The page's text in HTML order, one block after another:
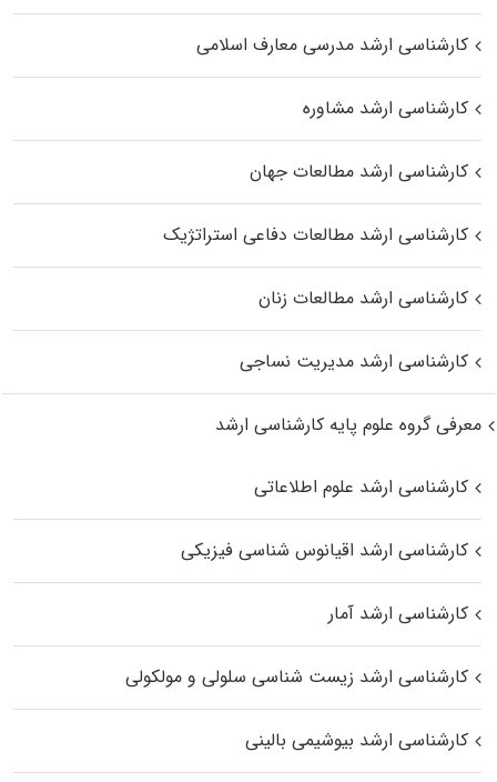
کارشناسی ارشد مدرسی معارف اسلامی
کارشناسی ارشد مشاوره
کارشناسی ارشد مطالعات جهان
کارشناسی ارشد مطالعات دفاعی استراتژیک
کارشناسی ارشد مطالعات زنان
کارشناسی ارشد مدیریت نساجی
معرفی گروه علوم پایه کارشناسی ارشد
کارشناسی ارشد علوم اطلاعاتی
کارشناسی ارشد اقیانوس‌ شناسی فیزیکی
کارشناسی ارشد آمار
کارشناسی ارشد زیست شناسی سلولی و مولکولی
کارشناسی ارشد بیوشیمی بالینی